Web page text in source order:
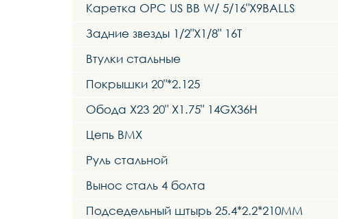
Каретка OPC US BB W/ 5/16"X9BALLS
Задние звезды 1/2"X1/8" 16T
Втулки стальные
Покрышки 20"*2.125
Обода X23 20" X1.75" 14GX36H
Цепь BMX
Руль стальной
Вынос сталь 4 болта
Подседельный штырь 25.4*2.2*210MM